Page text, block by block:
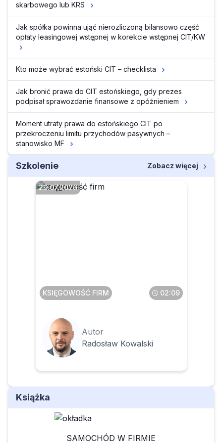
skarbowego lub KRS
Jak spółka powinna ująć nierozliczoną bilansowo część
opłaty leasingowej wstępnej w korekcie wstępnej CIT/KW
Kto może wybrać estoński CIT – checklista
Jak bronić prawa do CIT estońskiego, gdy prezes
podpisał sprawozdanie finansowe z opóźnieniem
Moment utraty prawa do estońskiego CIT po
przekroczeniu limitu przychodów pasywnych –
stanowisko MF
Szkolenie Zobacz więcej
29.07.2026
KSIĘGOWOŚĆ FIRM 02:09
Autor
Radosław Kowalski
Książka
SAMOCHÓD W FIRMIE